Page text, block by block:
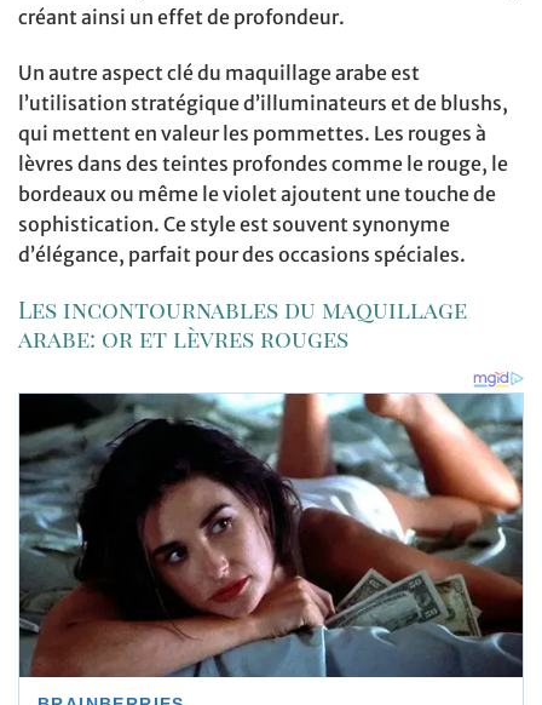
créant ainsi un effet de profondeur.
Un autre aspect clé du maquillage arabe est
l’utilisation stratégique d’illuminateurs et de blushs,
qui mettent en valeur les pommettes. Les rouges à
lèvres dans des teintes profondes comme le rouge, le
bordeaux ou même le violet ajoutent une touche de
sophistication. Ce style est souvent synonyme
d’élégance, parfait pour des occasions spéciales.
Les incontournables du maquillage
arabe: or et lèvres rouges